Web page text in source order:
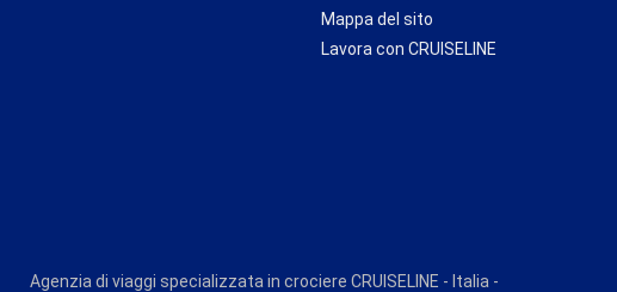
Mappa del sito
Lavora con CRUISELINE
Agenzia di viaggi specializzata in crociere CRUISELINE - Italia -